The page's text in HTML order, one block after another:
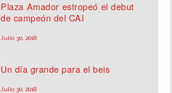
Plaza Amador estropeó el debut
de campeón del CAI
Julio 30, 2018
Un día grande para el beis
Julio 30, 2018